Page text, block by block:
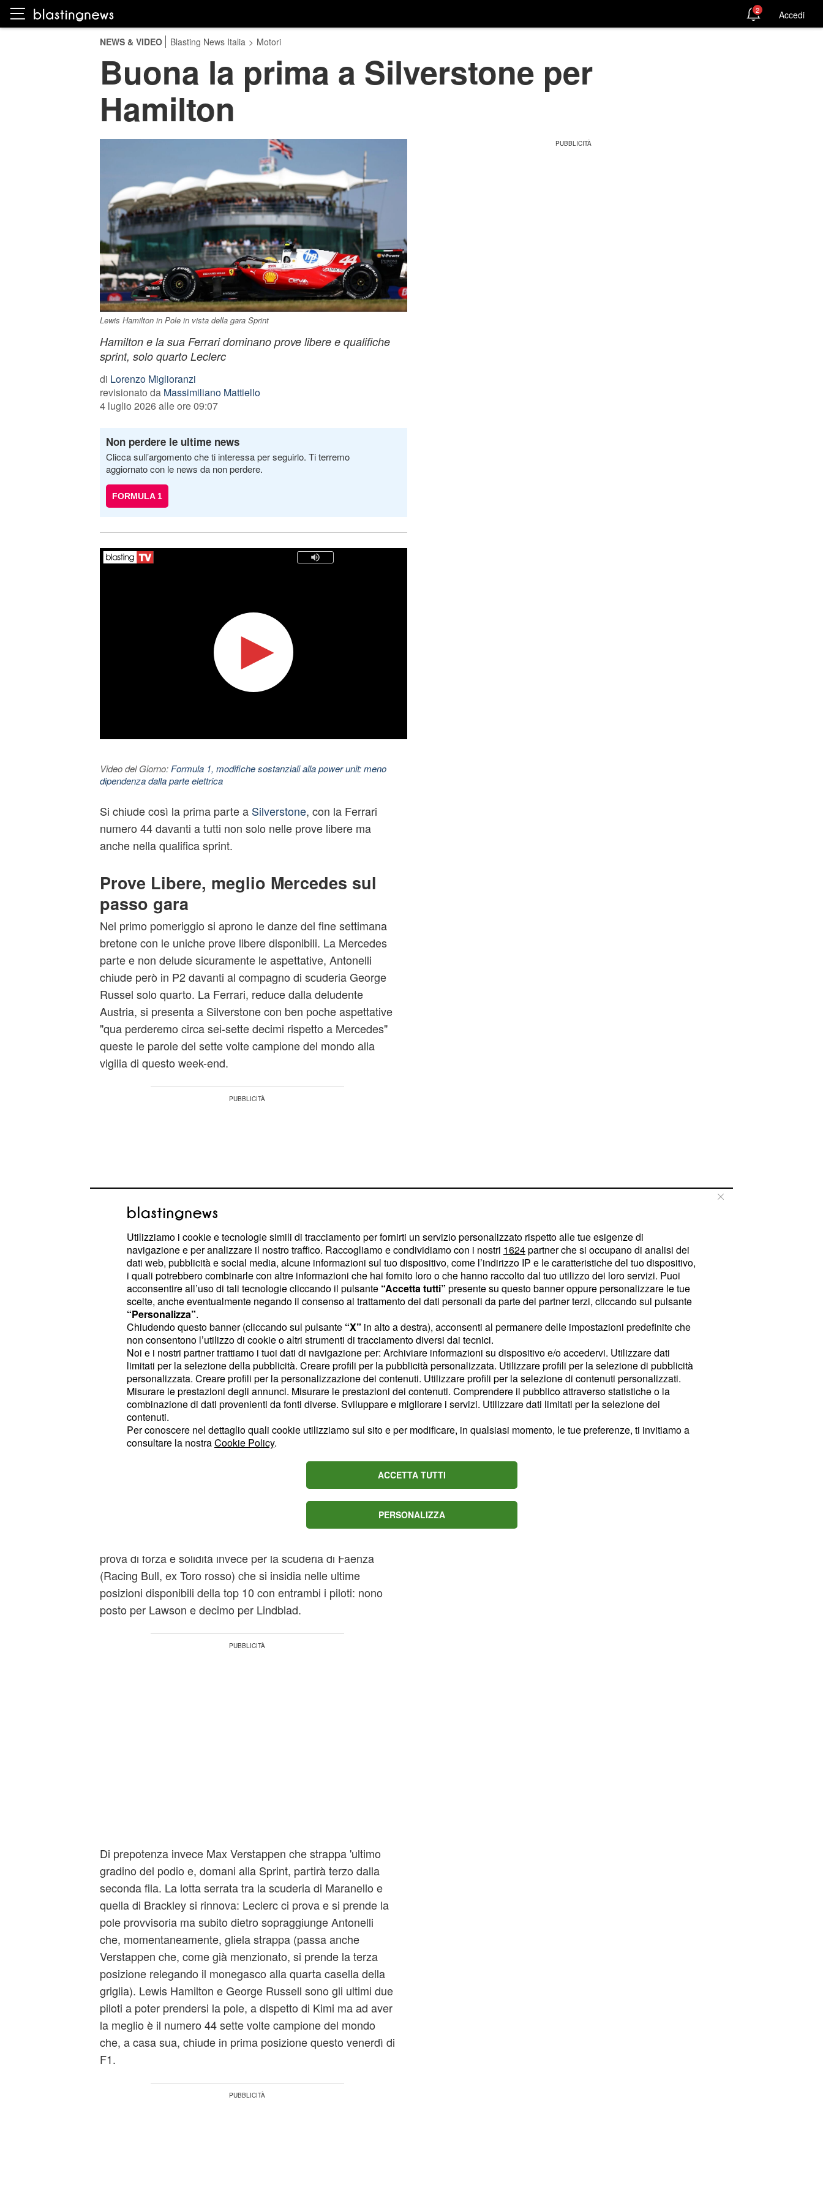
2 Accedi
NEWS & VIDEO Blasting News Italia > Motori
Buona la prima a Silverstone per
Hamilton
Lewis Hamilton in Pole in vista della gara Sprint
Hamilton e la sua Ferrari dominano prove libere e qualifiche
sprint, solo quarto Leclerc
di Lorenzo Miglioranzi
revisionato da Massimiliano Mattiello
4 luglio 2026 alle ore 09:07
Non perdere le ultime news
Clicca sull’argomento che ti interessa per seguirlo. Ti terremo
aggiornato con le news da non perdere.
FORMULA 1
Video del Giorno: Formula 1, modifiche sostanziali alla power unit: meno
dipendenza dalla parte elettrica
Si chiude così la prima parte a Silverstone, con la Ferrari
numero 44 davanti a tutti non solo nelle prove libere ma
anche nella qualifica sprint.
Prove Libere, meglio Mercedes sul
passo gara
Nel primo pomeriggio si aprono le danze del fine settimana
bretone con le uniche prove libere disponibili. La Mercedes
parte e non delude sicuramente le aspettative, Antonelli
chiude però in P2 davanti al compagno di scuderia George
Russel solo quarto. La Ferrari, reduce dalla deludente
Austria, si presenta a Silverstone con ben poche aspettative
"qua perderemo circa sei-sette decimi rispetto a Mercedes"
queste le parole del sette volte campione del mondo alla
vigilia di questo week-end.
La scuderia di Maranello però non demorde e porta in pista
un set-up che si adatta perfettamente alla pista chiudendo al
primo posto con Lewis Hamilton (1.29.260) e al terzo posto,
un po' staccato, il monegasco Charles Leclerc (1.29.859).
Sprint Qualifying: Sir Lewis la pole è
tutta tua!
Partono le qualifiche sprint nel tardo pomeriggio e di
Mercedes sembra volare senza troppa fatica ma, anzi, chi
fatica sembra essere la McLaren che non è riuscita a
trovare la quadra in questo venerdì. Norris sesto (1.28.740)
seguito subito dietro, di una manciata di millesimi, dal
prova di forza e solidità invece per la scuderia di Faenza
(Racing Bull, ex Toro rosso) che si insidia nelle ultime
posizioni disponibili della top 10 con entrambi i piloti: nono
posto per Lawson e decimo per Lindblad.
Di prepotenza invece Max Verstappen che strappa 'ultimo
gradino del podio e, domani alla Sprint, partirà terzo dalla
seconda fila. La lotta serrata tra la scuderia di Maranello e
quella di Brackley si rinnova: Leclerc ci prova e si prende la
pole provvisoria ma subito dietro sopraggiunge Antonelli
che, momentaneamente, gliela strappa (passa anche
Verstappen che, come già menzionato, si prende la terza
posizione relegando il monegasco alla quarta casella della
griglia). Lewis Hamilton e George Russell sono gli ultimi due
piloti a poter prendersi la pole, a dispetto di Kimi ma ad aver
la meglio è il numero 44 sette volte campione del mondo
che, a casa sua, chiude in prima posizione questo venerdì di
F1.
Utilizziamo i cookie e tecnologie simili di tracciamento per fornirti un servizio personalizzato rispetto alle tue esigenze di
navigazione e per analizzare il nostro traffico. Raccogliamo e condividiamo con i nostri 1624partner che si occupano di analisi dei
dati web, pubblicità e social media, alcune informazioni sul tuo dispositivo, come l’indirizzo IP e le caratteristiche del tuo dispositivo,
i quali potrebbero combinarle con altre informazioni che hai fornito loro o che hanno raccolto dal tuo utilizzo dei loro servizi. Puoi
acconsentire all’uso di tali tecnologie cliccando il pulsante “Accetta tutti” presente su questo banner oppure personalizzare le tue
scelte, anche eventualmente negando il consenso al trattamento dei dati personali da parte dei partner terzi, cliccando sul pulsante
“Personalizza”.
Chiudendo questo banner (cliccando sul pulsante “X” in alto a destra), acconsenti al permanere delle impostazioni predefinite che
non consentono l’utilizzo di cookie o altri strumenti di tracciamento diversi dai tecnici.
Noi e i nostri partner trattiamo i tuoi dati di navigazione per: Archiviare informazioni su dispositivo e/o accedervi. Utilizzare dati
limitati per la selezione della pubblicità. Creare profili per la pubblicità personalizzata. Utilizzare profili per la selezione di pubblicità
personalizzata. Creare profili per la personalizzazione dei contenuti. Utilizzare profili per la selezione di contenuti personalizzati.
Misurare le prestazioni degli annunci. Misurare le prestazioni dei contenuti. Comprendere il pubblico attraverso statistiche o la
combinazione di dati provenienti da fonti diverse. Sviluppare e migliorare i servizi. Utilizzare dati limitati per la selezione dei
contenuti.
Per conoscere nel dettaglio quali cookie utilizziamo sul sito e per modificare, in qualsiasi momento, le tue preferenze, ti invitiamo a
consultare la nostraCookie Policy.
ACCETTA TUTTI
PERSONALIZZA